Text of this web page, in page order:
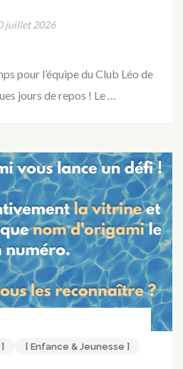
juillet 2026
pour l’équipe du Club Léo de
jours de repos ! Le …
[ Enfance & Jeunesse ]